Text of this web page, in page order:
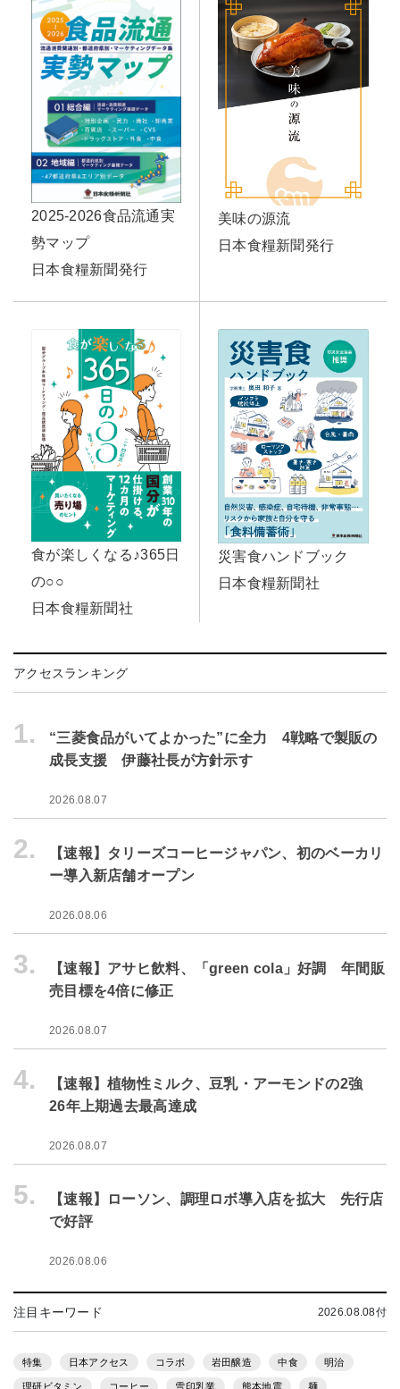
2025-2026食品流通実
勢マップ
日本食糧新聞発行
美味の源流
日本食糧新聞発行
食が楽しくなる♪365日
の○○
日本食糧新聞社
災害食ハンドブック
日本食糧新聞社
アクセスランキング
1.
“三菱食品がいてよかった”に全力 4戦略で製販の
成長支援 伊藤社長が方針示す
2026.08.07
2.
【速報】タリーズコーヒージャパン、初のベーカリ
ー導入新店舗オープン
2026.08.06
3.
【速報】アサヒ飲料、「green cola」好調 年間販
売目標を4倍に修正
2026.08.07
4.
【速報】植物性ミルク、豆乳・アーモンドの2強
26年上期過去最高達成
2026.08.07
5.
【速報】ローソン、調理ロボ導入店を拡大 先行店
で好評
2026.08.06
注目キーワード 2026.08.08付
特集 日本アクセス コラボ 岩田醸造 中食 明治
理研ビタミン コーヒー 雪印乳業 熊本地震 麺